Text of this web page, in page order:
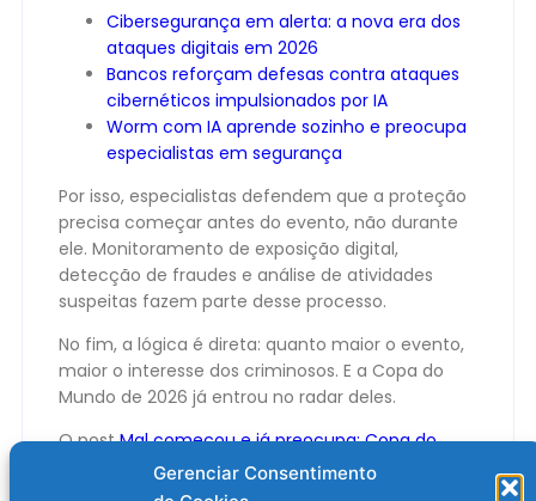
Gerenciar Consentimento
Cibersegurança em alerta: a nova era dos
ataques digitais em 2026
Bancos reforçam defesas contra ataques
cibernéticos impulsionados por IA
Worm com IA aprende sozinho e preocupa
especialistas em segurança
Por isso, especialistas defendem que a proteção
precisa começar antes do evento, não durante
ele. Monitoramento de exposição digital,
detecção de fraudes e análise de atividades
suspeitas fazem parte desse processo.
No fim, a lógica é direta: quanto maior o evento,
maior o interesse dos criminosos. E a Copa do
Mundo de 2026 já entrou no radar deles.
O postMal começou e já preocupa: Copa do
Mundo 2026 entra na mira de criminosos
cibernéticosapareceu primeiro em